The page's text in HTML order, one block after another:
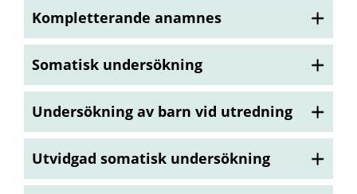
Kompletterande anamnes
Somatisk undersökning
Undersökning av barn vid utredning
Utvidgad somatisk undersökning